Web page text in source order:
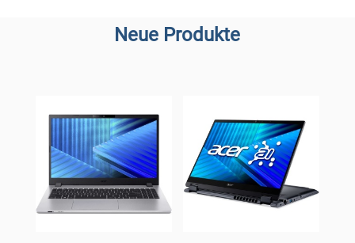
Neue Produkte